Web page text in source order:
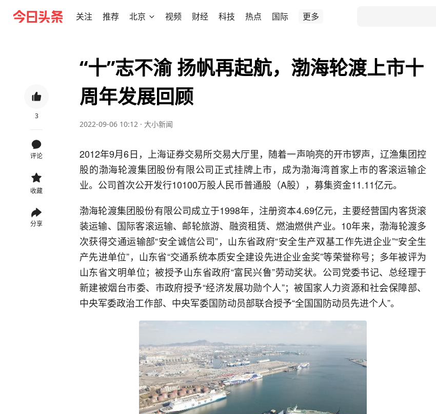
关注 推荐 北京 视频 财经 科技 热点 国际 更多
3
评论
收藏
分享
“十”志不渝 扬帆再起航，渤海轮渡上市十
周年发展回顾
2022-09-06 10:12 · 大小新闻
2012年9月6日，上海证券交易所交易大厅里，随着一声响亮的开市锣声，辽渔集团控
股的渤海轮渡集团股份有限公司正式挂牌上市，成为渤海湾首家上市的客滚运输企
业。公司首次公开发行10100万股人民币普通股（A股），募集资金11.11亿元。
渤海轮渡集团股份有限公司成立于1998年，注册资本4.69亿元，主要经营国内客货滚
装运输、国际客滚运输、邮轮旅游、融资租赁、燃油燃供产业。10年来，渤海轮渡多
次获得交通运输部“安全诚信公司”，山东省政府“安全生产双基工作先进企业”“安全生
产先进单位”，山东省“交通系统本质安全建设先进企业金奖”等荣誉称号；多年被评为
山东省文明单位；被授予山东省政府“富民兴鲁”劳动奖状。公司党委书记、总经理于
新建被烟台市委、市政府授予“经济发展功勋个人”；被国家人力资源和社会保障部、
中央军委政治工作部、中央军委国防动员部联合授予“全国国防动员先进个人”。